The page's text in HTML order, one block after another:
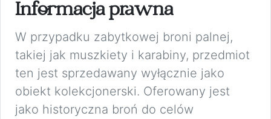
Informacja prawna
W przypadku zabytkowej broni palnej,
takiej jak muszkiety i karabiny, przedmiot
ten jest sprzedawany wyłącznie jako
obiekt kolekcjonerski. Oferowany jest
jako historyczna broń do celów